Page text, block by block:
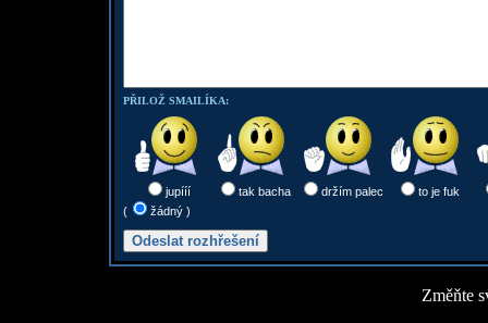
PŘILOŽ SMAILÍKA:
jupííí tak bacha držím palec
to je fuk
(
žádný )
Změňte